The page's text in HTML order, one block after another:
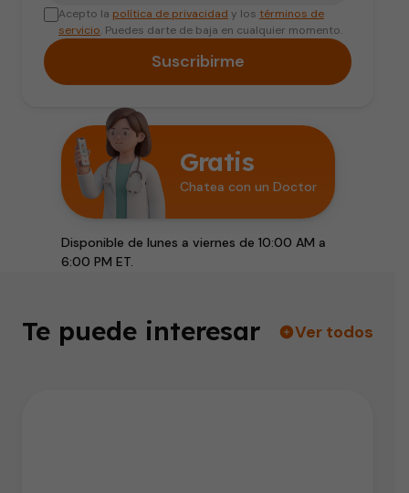
Acepto la política de privacidad y los términos de
servicio. Puedes darte de baja en cualquier momento.
Suscribirme
Gratis
Chatea con un Doctor
Disponible de lunes a viernes de 10:00 AM a
6:00 PM ET.
Te puede interesar Ver todos